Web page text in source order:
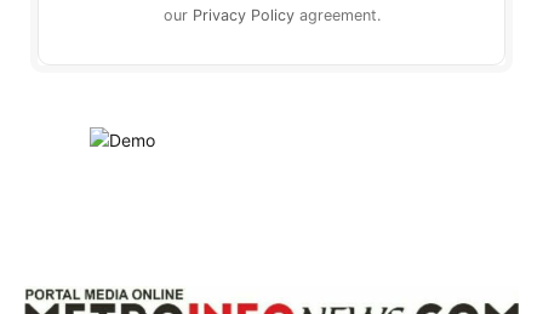
our Privacy Policyagreement.